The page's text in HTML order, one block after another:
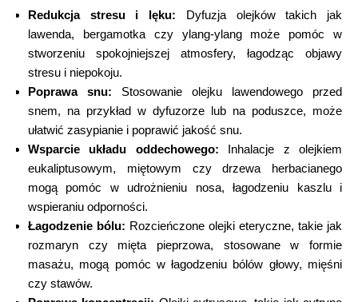
Redukcja stresu i lęku: Dyfuzja olejków takich jak
lawenda, bergamotka czy ylang-ylang może pomóc w
stworzeniu spokojniejszej atmosfery, łagodząc objawy
stresu i niepokoju.
Poprawa snu: Stosowanie olejku lawendowego przed
snem, na przykład w dyfuzorze lub na poduszce, może
ułatwić zasypianie i poprawić jakość snu.
Wsparcie układu oddechowego: Inhalacje z olejkiem
eukaliptusowym, miętowym czy drzewa herbacianego
mogą pomóc w udrożnieniu nosa, łagodzeniu kaszlu i
wspieraniu odporności.
Łagodzenie bólu: Rozcieńczone olejki eteryczne, takie jak
rozmaryn czy mięta pieprzowa, stosowane w formie
masażu, mogą pomóc w łagodzeniu bólów głowy, mięśni
czy stawów.